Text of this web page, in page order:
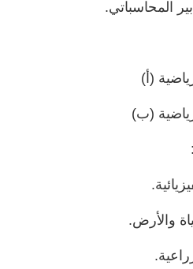
المحاسباتي.
(أ)
(ب)
والأرض.